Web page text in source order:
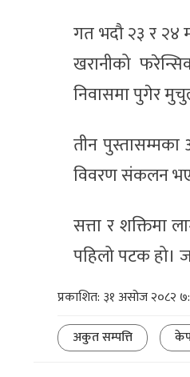
गत भदौ २३ र २४
खरानीको
निवासमा पुगेर
तीन
विवरण संकलन
सत्ता र शक्तिमा
पहिलो पटक हो।
प्रकाशित: ३१ असोज २०८२
अकुत सम्पत्ति